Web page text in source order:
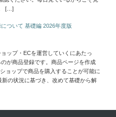
[…]
ついて 基礎編 2026年度版
ップ・ECを運営していくにあたっ
が商品登録です。商品ページを作成
ョップで商品を購入することが可能に
の状況に基づき、改めて基礎から解